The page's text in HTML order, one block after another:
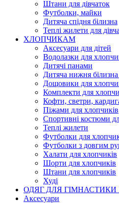
Штани для дівчаток
Футболки, майки
Дитяча спідня білизна
Теплі жилети для
ХЛОПЧИКАМ
Аксесуари для дітей
Водолазки для
Дитячі панами
Дитяча нижня
Дощовики для
Комплекти для
Кофти, светри,
Піжами для хлопчиків
Спортивні костюми
Теплі жилети
Футболки для
Футболки з довгим
Халати для хлопчиків
Шорти для хлопчиків
Штани для хлопчиків
Худі
ОДЯГ ДЛЯ ГІМНАСТИКИ
Аксесуари